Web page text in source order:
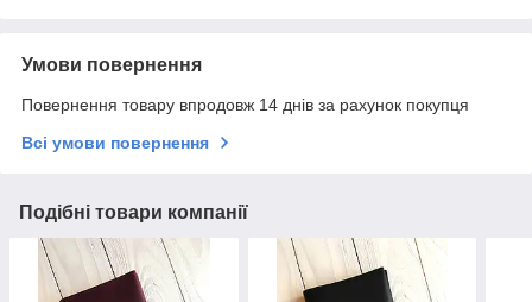
Умови повернення
Повернення товару впродовж 14 днів за рахунок покупця
Всі умови повернення
Подібні товари компанії